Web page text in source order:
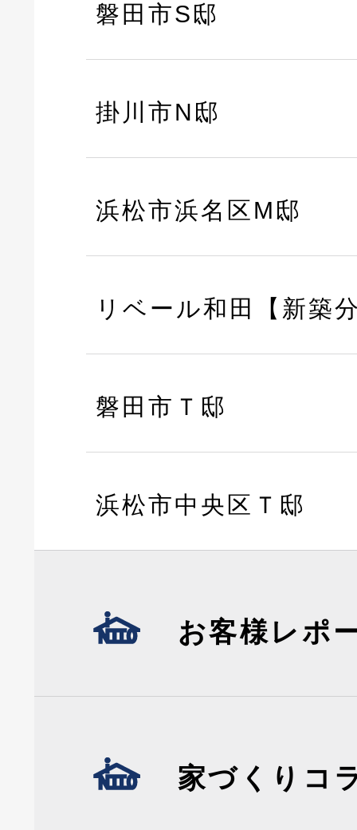
磐田市S邸
掛川市N邸
浜松市浜名区M邸
リベール和田【新築
磐田市Ｔ邸
浜松市中央区Ｔ邸
お客様レポ
家づくりコ